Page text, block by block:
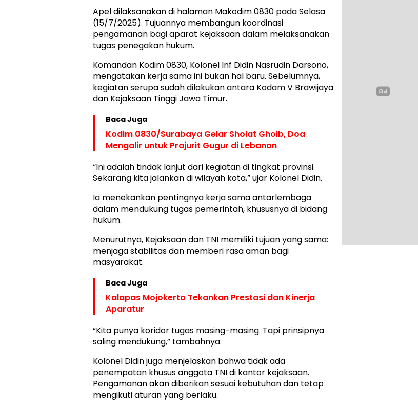
Apel dilaksanakan di halaman Makodim 0830 pada Selasa
(15/7/2025). Tujuannya membangun koordinasi
pengamanan bagi aparat kejaksaan dalam melaksanakan
tugas penegakan hukum.
Komandan Kodim 0830, Kolonel Inf Didin Nasrudin Darsono,
mengatakan kerja sama ini bukan hal baru. Sebelumnya,
kegiatan serupa sudah dilakukan antara Kodam V Brawijaya
dan Kejaksaan Tinggi Jawa Timur.
Baca Juga
Kodim 0830/Surabaya Gelar Sholat Ghoib, Doa
Mengalir untuk Prajurit Gugur di Lebanon
“Ini adalah tindak lanjut dari kegiatan di tingkat provinsi.
Sekarang kita jalankan di wilayah kota,” ujar Kolonel Didin.
Ia menekankan pentingnya kerja sama antarlembaga
dalam mendukung tugas pemerintah, khususnya di bidang
hukum.
Menurutnya, Kejaksaan dan TNI memiliki tujuan yang sama:
menjaga stabilitas dan memberi rasa aman bagi
masyarakat.
Baca Juga
Kalapas Mojokerto Tekankan Prestasi dan Kinerja
Aparatur
“Kita punya koridor tugas masing-masing. Tapi prinsipnya
saling mendukung,” tambahnya.
Kolonel Didin juga menjelaskan bahwa tidak ada
penempatan khusus anggota TNI di kantor kejaksaan.
Pengamanan akan diberikan sesuai kebutuhan dan tetap
mengikuti aturan yang berlaku.